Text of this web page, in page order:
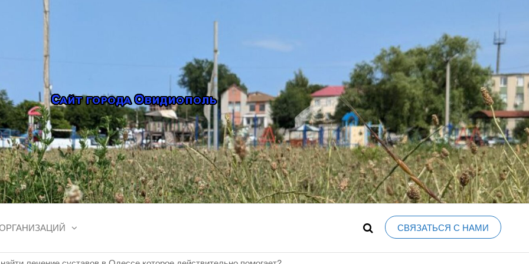
ОТЗЫВЫ, ФОРУМ,
ФОТО, ОБЪЯВЛЕНИЯ,
АРЕНДА, КУПИТЬ-
Сайт Овидиополя — лента новостей и событий города, объявления,
афиша, карта города
СВЯЗАТЬСЯ С НАМИ